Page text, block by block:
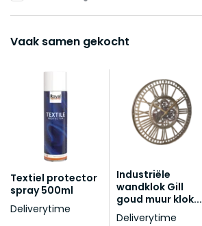
Vaak samen gekocht
Textiel protector
spray 500ml
Deliverytime
Industriële
wandklok Gill
goud muur klok...
Deliverytime